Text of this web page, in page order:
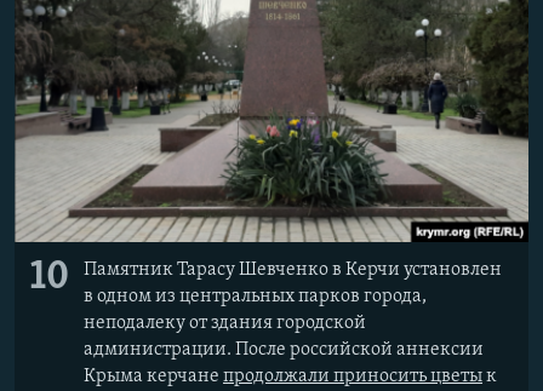
10
Памятник Тарасу Шевченко в Керчи установлен
в одном из центральных парков города,
неподалеку от здания городской
администрации. После российской аннексии
Крыма керчане продолжали приносить цветык